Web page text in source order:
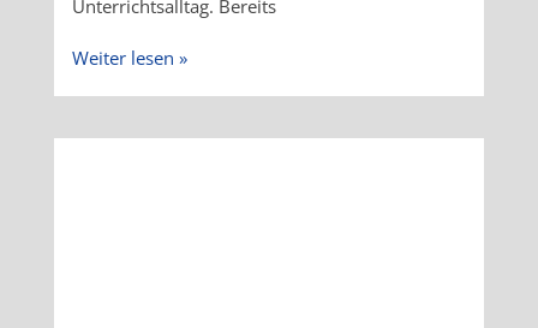
Unterrichtsalltag. Bereits
Weiter lesen »